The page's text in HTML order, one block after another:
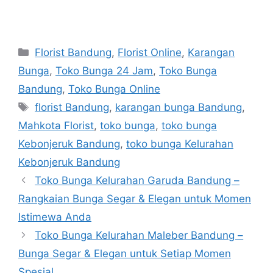
Florist Bandung, Florist Online, Karangan
Bunga, Toko Bunga 24 Jam, Toko Bunga
Bandung, Toko Bunga Online
florist Bandung, karangan bunga Bandung,
Mahkota Florist, toko bunga, toko bunga
Kebonjeruk Bandung, toko bunga Kelurahan
Kebonjeruk Bandung
Toko Bunga Kelurahan Garuda Bandung –
Rangkaian Bunga Segar & Elegan untuk Momen
Istimewa Anda
Toko Bunga Kelurahan Maleber Bandung –
Bunga Segar & Elegan untuk Setiap Momen